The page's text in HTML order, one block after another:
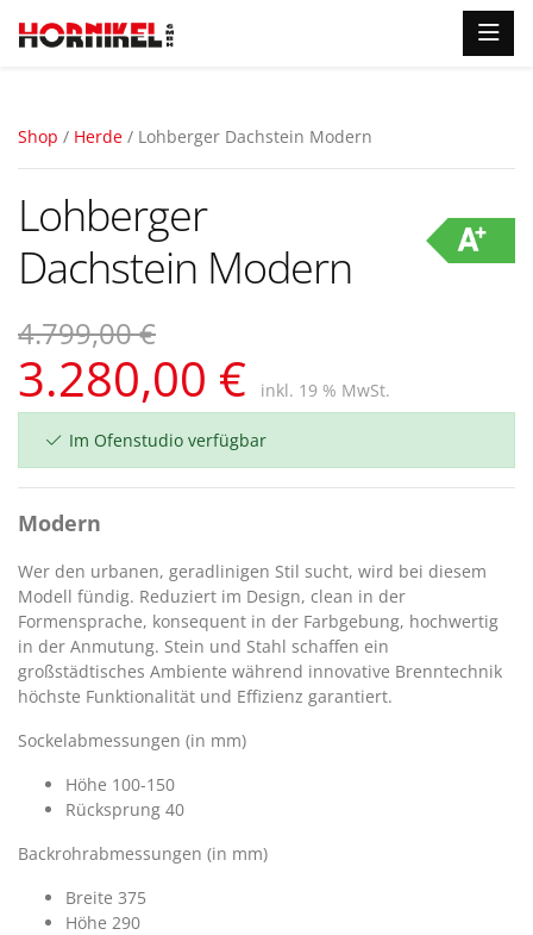
Shop / Herde / Lohberger Dachstein Modern
Lohberger
Dachstein Modern
4.799,00 €
3.280,00 € inkl. 19 % MwSt.
Im Ofenstudio verfügbar
Modern
Wer den urbanen, geradlinigen Stil sucht, wird bei diesem
Modell fündig. Reduziert im Design, clean in der
Formensprache, konsequent in der Farbgebung, hochwertig
in der Anmutung. Stein und Stahl schaffen ein
großstädtisches Ambiente während innovative Brenntechnik
höchste Funktionalität und Effizienz garantiert.
Sockelabmessungen (in mm)
Höhe 100-150
Rücksprung 40
Backrohrabmessungen (in mm)
Breite 375
Höhe 290